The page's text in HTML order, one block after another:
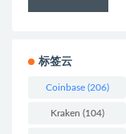
标签云
Coinbase(206)
Kraken (104)